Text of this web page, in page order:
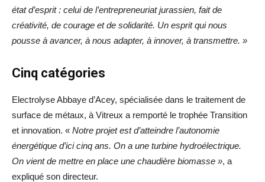
état d’esprit : celui de l’entrepreneuriat jurassien, fait de
créativité, de courage et de solidarité. Un esprit qui nous
pousse à avancer, à nous adapter, à innover, à transmettre. »
Cinq catégories
Electrolyse Abbaye d’Acey, spécialisée dans le traitement de
surface de métaux, à Vitreux a remporté le trophée Transition
et innovation. « Notre projet est d’atteindre l’autonomie
énergétique d’ici cinq ans. On a une turbine hydroélectrique.
On vient de mettre en place une chaudière biomasse », a
expliqué son directeur.